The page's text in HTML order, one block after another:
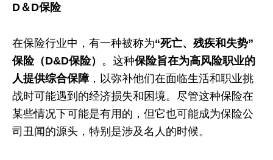
D＆D保险
在保险行业中，有一种被称为“死亡、残疾和失势”
保险（D&D保险） 。这种保险旨在为高风险职业的
人提供综合保障，以弥补他们在面临生活和职业挑
战时可能遇到的经济损失和困境。尽管这种保险在
某些情况下可能是有用的，但它也可能成为保险公
司丑闻的源头，特别是涉及名人的时候。